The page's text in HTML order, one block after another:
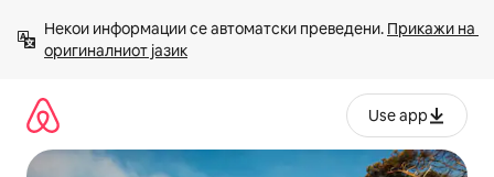
содржина
Некои информации се автоматски преведени. Прикажи на
оригиналниот јазик
Use app